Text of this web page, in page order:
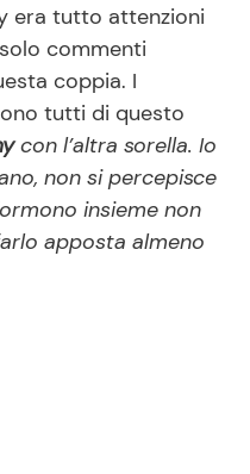
era tutto attenzioni
commenti
coppia. I
tutti di questo
con l’altra sorella. Io
non si percepisce
insieme non
apposta almeno